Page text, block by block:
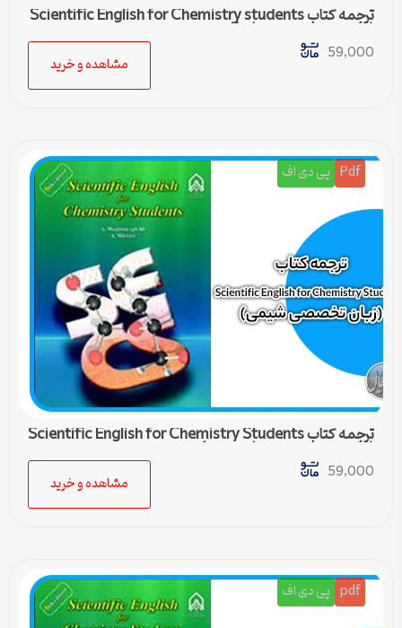
ترجمه کتاب Scientific English for Chemistry students
(زبان تخصصی شیمی) – 5
59,000
مشاهده و خرید
Pdf پی دی اف
ترجمه کتاب Scientific English for Chemistry Students
(زبان تخصصی شیمی) – درس 4
59,000
مشاهده و خرید
pdf پی دی اف